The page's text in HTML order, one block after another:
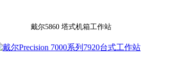
戴尔5860 塔式机箱工作站